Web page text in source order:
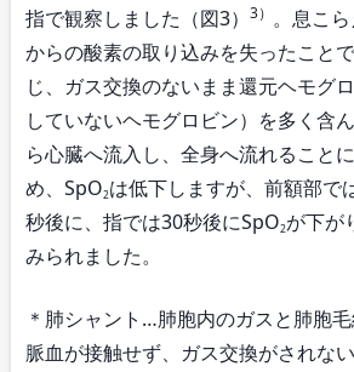
指で観察しました（図3） 3） 。息こ
からの酸素の取り込みを失ったこと
じ、ガス交換のないまま還元ヘモグ
していないヘモグロビン）を多く含
ら心臓へ流入し、全身へ流れること
め、SpO2は低下しますが、前額部で
秒後に、指では30秒後にSpO2が下が
みられました。
＊肺シャント…肺胞内のガスと肺胞
脈血が接触せず、ガス交換がされな